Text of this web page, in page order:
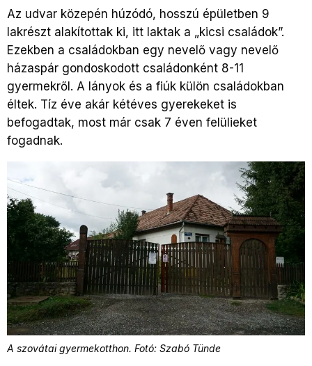
Az udvar közepén húzódó, hosszú épületben 9
lakrészt alakítottak ki, itt laktak a „kicsi családok”.
Ezekben a családokban egy nevelő vagy nevelő
házaspár gondoskodott családonként 8-11
gyermekről. A lányok és a fiúk külön családokban
éltek. Tíz éve akár kétéves gyerekeket is
befogadtak, most már csak 7 éven felülieket
fogadnak.
A szovátai gyermekotthon. Fotó: Szabó Tünde